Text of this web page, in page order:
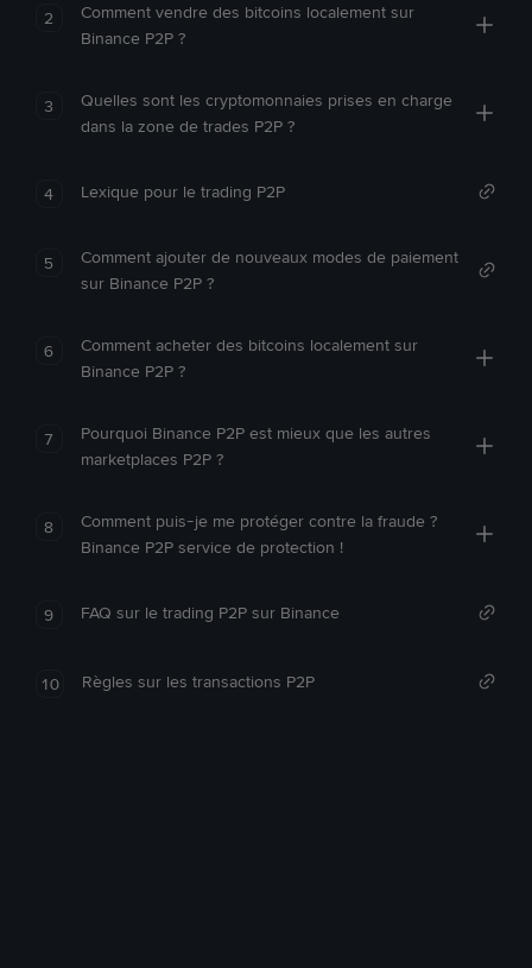
2
Comment vendre des bitcoins localement sur
Binance P2P ?
3
Quelles sont les cryptomonnaies prises en charge
dans la zone de trades P2P ?
4 Lexique pour le trading P2P
5
Comment ajouter de nouveaux modes de paiement
sur Binance P2P ?
6
Comment acheter des bitcoins localement sur
Binance P2P ?
7
Pourquoi Binance P2P est mieux que les autres
marketplaces P2P ?
8
Comment puis-je me protéger contre la fraude ?
Binance P2P service de protection !
9 FAQ sur le trading P2P sur Binance
10 Règles sur les transactions P2P